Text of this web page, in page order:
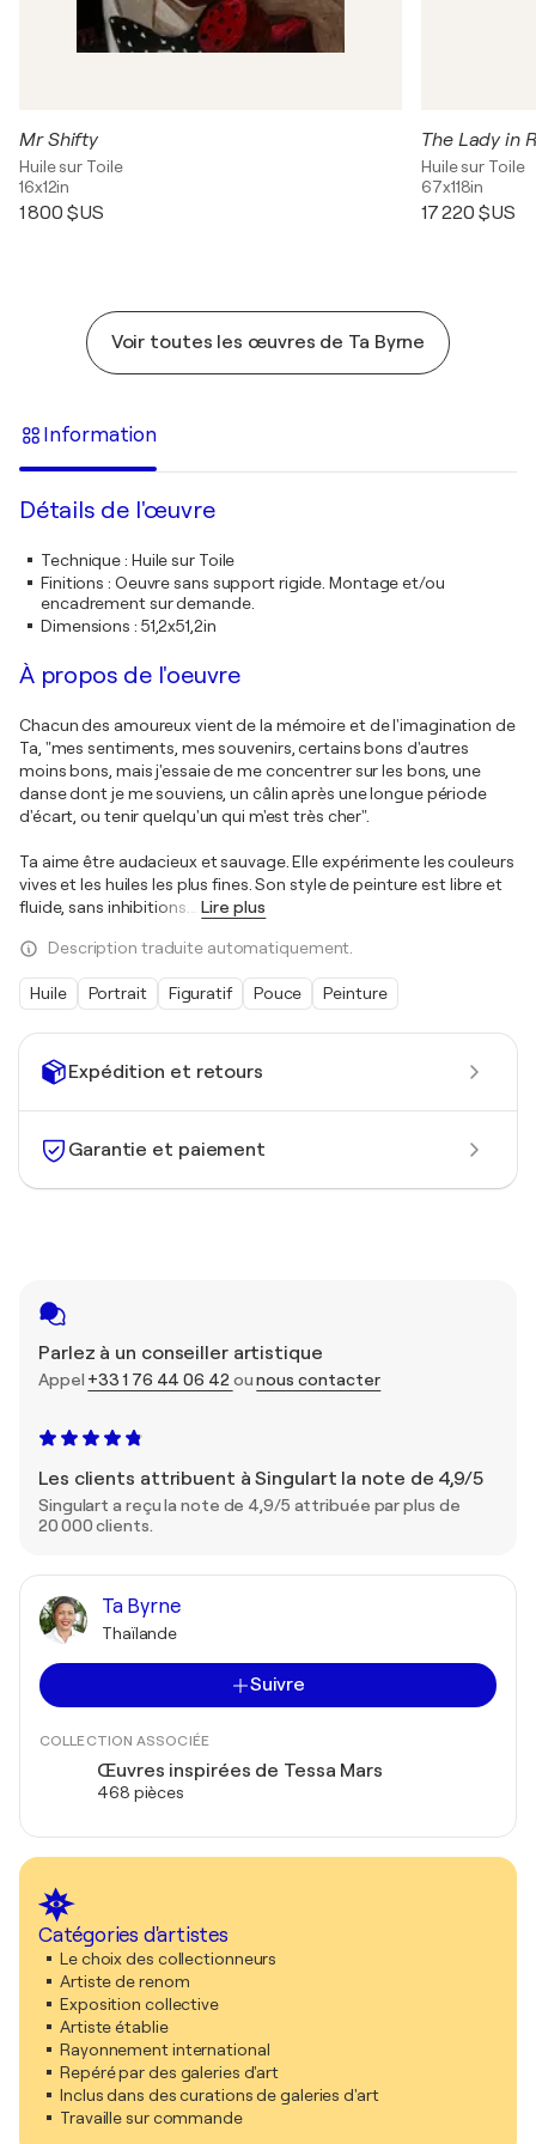
Expédition et retours
Garantie et paiement
Parlez à un conseiller artistique
Appel +33 1 76 44 06 42 ounous contacter
Les clients attribuent à Singulart la note de 4,9/5
Singulart a reçu la note de 4,9/5 attribuée par plus de
20 000 clients.
Ta Byrne
Thaïlande
Suivre
COLLECTION ASSOCIÉE
Œuvres inspirées de Tessa Mars
468 pièces
Catégories d'artistes
Le choix des collectionneurs
Artiste de renom
Exposition collective
Artiste établie
Rayonnement international
Repéré par des galeries d'art
Inclus dans des curations de galeries d'art
Travaille sur commande
Mr Shifty
Huile sur Toile
16x12in
1 800 $US
The Lady in
Huile sur Toile
67x118in
17 220 $US
Voir toutes les œuvres de Ta Byrne
Information
Détails de l'œuvre
Technique: Huile sur Toile
Finitions : Oeuvre sans support rigide. Montage et/ou
encadrement sur demande.
Dimensions : 51,2x51,2in
À propos de l'oeuvre
Chacun des amoureux vient de la mémoire et de l'imagination de
Ta, "mes sentiments, mes souvenirs, certains bons d'autres
moins bons, mais j'essaie de me concentrer sur les bons, une
danse dont je me souviens, un câlin après une longue période
d'écart, ou tenir quelqu'un qui m'est très cher".
Ta aime être audacieux et sauvage. Elle expérimente les couleurs
vives et les huiles les plus fines. Son style de peinture est libre et
fluide, sans inhibitions.
Lire plus
Description traduite automatiquement.
Huile Portrait Figuratif Pouce Peinture